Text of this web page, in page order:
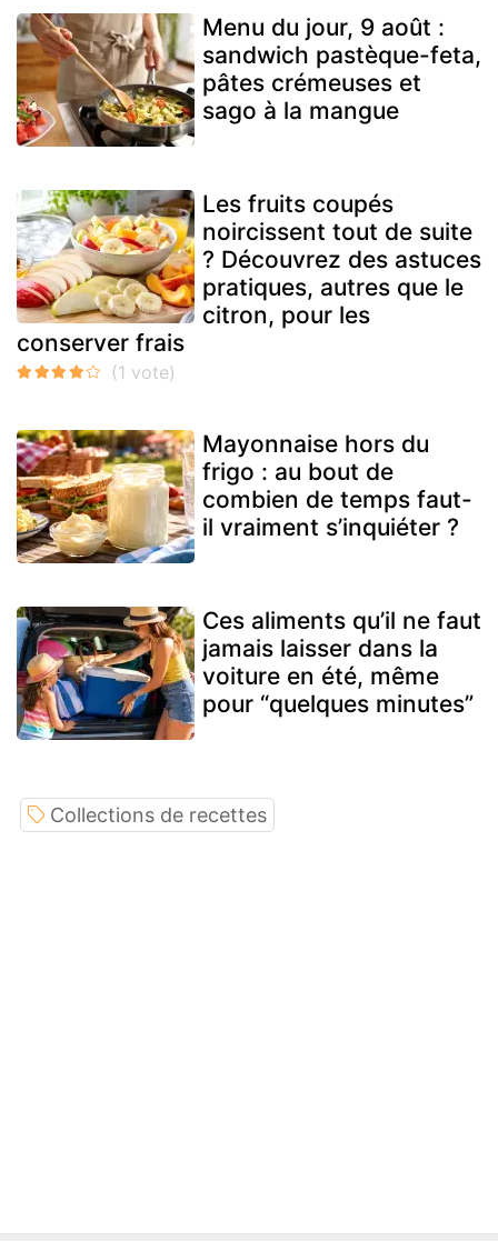
Menu du jour, 9 août :
sandwich pastèque-feta,
pâtes crémeuses et
sago à la mangue
Les fruits coupés
noircissent tout de suite
? Découvrez des astuces
pratiques, autres que le
citron, pour les
conserver frais
Mayonnaise hors du
frigo : au bout de
combien de temps faut-
il vraiment s’inquiéter ?
Ces aliments qu’il ne faut
jamais laisser dans la
voiture en été, même
pour “quelques minutes”
Collections de recettes